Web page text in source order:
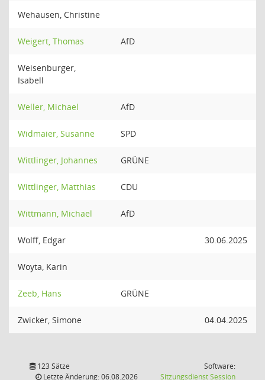
Wehausen, Christine
Weigert, Thomas AfD
Weisenburger,
Isabell
Weller, Michael AfD
Widmaier, Susanne SPD
Wittlinger, Johannes GRÜNE
Wittlinger, Matthias CDU
Wittmann, Michael AfD
Wolff, Edgar 30.06.2025
Woyta, Karin
Zeeb, Hans GRÜNE
Zwicker, Simone 04.04.2025
123 Sätze
Letzte Änderung: 06.08.2026
Software:
SitzungsdienstSession(Wird in